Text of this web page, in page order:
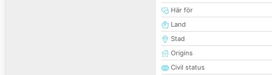
Här för
Land
Stad
Origins
Civil status